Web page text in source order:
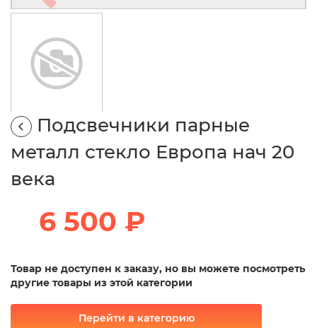
Подсвечники парные
металл стекло Европа нач 20
века
6 500 ₽
Товар не доступен к заказу, но вы можете посмотреть
другие товары из этой категории
Перейти в категорию